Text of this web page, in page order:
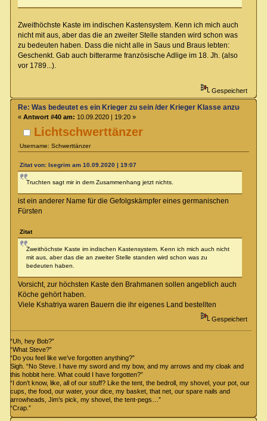
Zweithöchste Kaste im indischen Kastensystem. Kenn ich mich auch
nicht mit aus, aber das die an zweiter Stelle standen wird schon was
zu bedeuten haben. Dass die nicht alle in Saus und Braus lebten:
Geschenkt. Gab auch bitterarme französische Adlige im 18. Jh. (also
vor 1789...).
Gespeichert
Lichtschwerttänzer
Username: Schwerttänzer
Re: Was bedeutet es ein Krieger zu sein /der Krieger Klasse
« Antwort #40 am: 10.09.2020 | 19:20 »
Zitat von: Isegrim am 10.09.2020 | 19:07
Truchten sagt mir in dem Zusammenhang jetzt nichts.
ist ein anderer Name für die Gefolgskämpfer eines germanischen
Fürsten
Zitat
Zweithöchste Kaste im indischen Kastensystem. Kenn ich mich auch nicht
mit aus, aber das die an zweiter Stelle standen wird schon was zu
bedeuten haben.
Vorsicht, zur höchsten Kaste den Brahmanen sollen angeblich auch
Köche gehört haben.
Viele Kshatriya waren Bauern die ihr eigenes Land bestellten
Gespeichert
“Uh, hey Bob?”
“What Steve?”
“Do you feel like we’ve forgotten anything?”
Sigh. “No Steve. I have my sword and my bow, and my arrows and my cloak and
this hobbit here. What could I have forgotten?”
“I don’t know, like, all of our stuff? Like the tent, the bedroll, my shovel, your pot, our
cups, the food, our water, your dice, my basket, that net, our spare nails and
arrowheads, Jim’s pick, my shovel, the tent-pegs…”
“Crap.”